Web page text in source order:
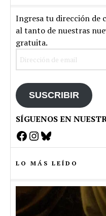
Ingresa tu dirección de
al tanto de nuestras
gratuita.
SUSCRIBIR
SÍGUENOS EN
Facebook
Instagram
Bluesky
LO MÁS LEÍDO